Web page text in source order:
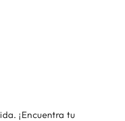
¡Encuentra tu